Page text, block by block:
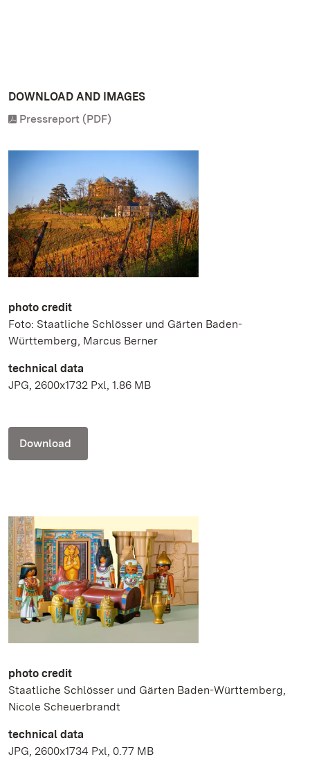
DOWNLOAD AND IMAGES
Pressreport (PDF)
photo credit
Foto: Staatliche Schlösser und Gärten Baden-
Württemberg, Marcus Berner
technical data
JPG, 2600x1732 Pxl, 1.86 MB
Download
photo credit
Staatliche Schlösser und Gärten Baden-Württemberg,
Nicole Scheuerbrandt
technical data
JPG, 2600x1734 Pxl, 0.77 MB